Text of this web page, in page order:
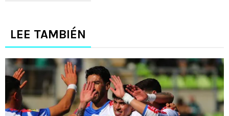
LEE TAMBIÉN